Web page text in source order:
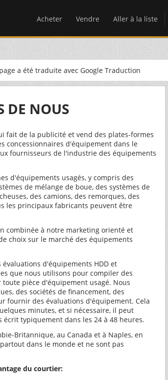
Acheter Vendre Aller à la liste
a été traduite avec Google Traduction
DE NOUS
fait de la publicité et vend des plates-formes
concessionnaires d'équipement dans le
fournisseurs de l'industrie des équipements
d'équipements usagés, y compris des
de mélange de boue, des systèmes de
des camions, des remorques, des
les principaux fabricants peuvent être
combinée à notre marketing orienté et
choix sur le marché des équipements
évaluations d'équipements HDD et
que nous utilisons pour compiler des
pièce d'équipement usagé. Nous
des sociétés de financement, des
fournir des évaluations d'équipement. Cela
minutes, et si nécessaire, il peut
typiquement dans les 24 à 48 heures.
Britannique, au Canada et à Naples, en
dans le monde et ne sont pas
du courtier: